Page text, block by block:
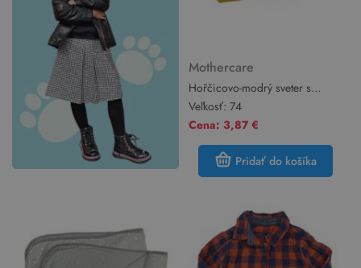
Mothercare
Hořčicovo-modrý sveter s
medvěďom Mothercare
Veľkosť: 74
Cena: 3,87 €
Pridať do košíka